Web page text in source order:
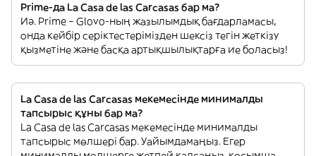
Prime-да La Casa de las Carcasas бар ма?
Иә. Prime – Glovo-ның жазылымдық бағдарламасы,
онда кейбір серіктестерімізден шексіз тегін жеткізу
қызметіне және басқа артықшылықтарға ие боласыз!
La Casa de las Carcasas мекемесінде минималды
тапсырыс құны бар ма?
La Casa de las Carcasas мекемесінде минималды
тапсырыс мөлшері бар. Уайымдамаңыз. Егер